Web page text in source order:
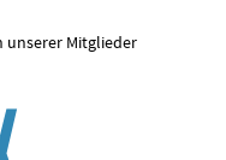
unserer Mitglieder